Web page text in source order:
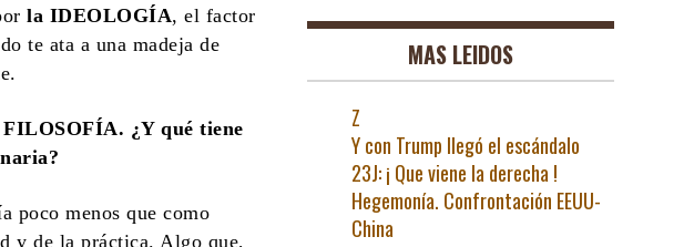
la IDEOLOGÍA, el factor
te ata a una madeja de
¿Y qué tiene
poco menos que como
y de la práctica. Algo que,
MAS LEIDOS
Z
Y con Trump llegó el escándalo
23J: ¡ Que viene la derecha !
Hegemonía. Confrontación EEUU-
China